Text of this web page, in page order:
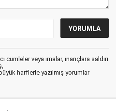
cümleler veya imalar, inançlara saldırı
harflerle yazılmış yorumlar